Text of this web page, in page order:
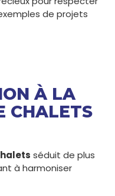
de projets
À LA
CHALETS
séduit de plus
à harmoniser